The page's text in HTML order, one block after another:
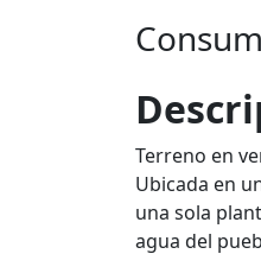
Terreno en
Ubicada en
una sola
agua del